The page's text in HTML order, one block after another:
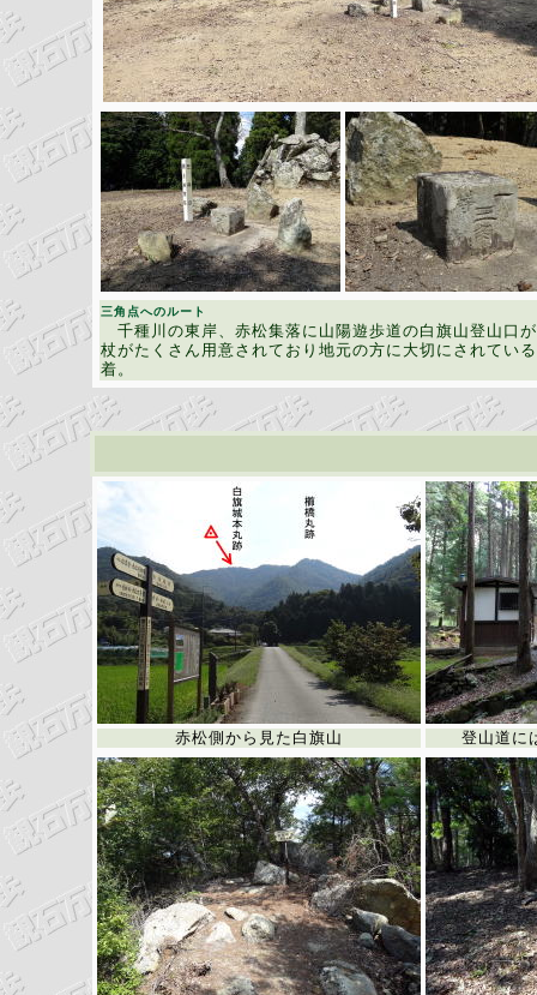
三角点へのルート
千種川の東岸、赤松集落に山陽遊歩道の白旗山登山口
杖がたくさん用意されており地元の方に大切にされてい
着。
赤松側から見た白旗山 登山道に